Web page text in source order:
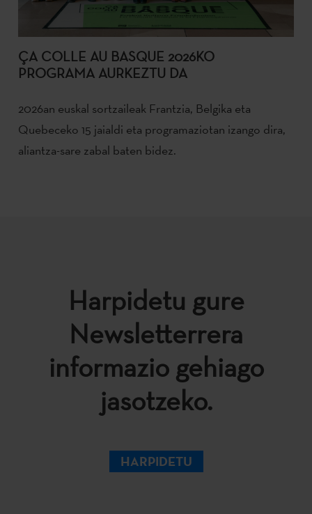
ÇA COLLE AU BASQUE 2026KO
PROGRAMA AURKEZTU DA
2026an euskal sortzaileak Frantzia, Belgika eta
Quebeceko 15 jaialdi eta programaziotan izango dira,
aliantza-sare zabal baten bidez.
Harpidetu gure
Newsletterrera
informazio gehiago
jasotzeko.
HARPIDETU